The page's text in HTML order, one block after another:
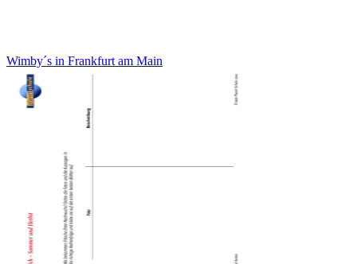
Wimby´s in Frankfurt am Main